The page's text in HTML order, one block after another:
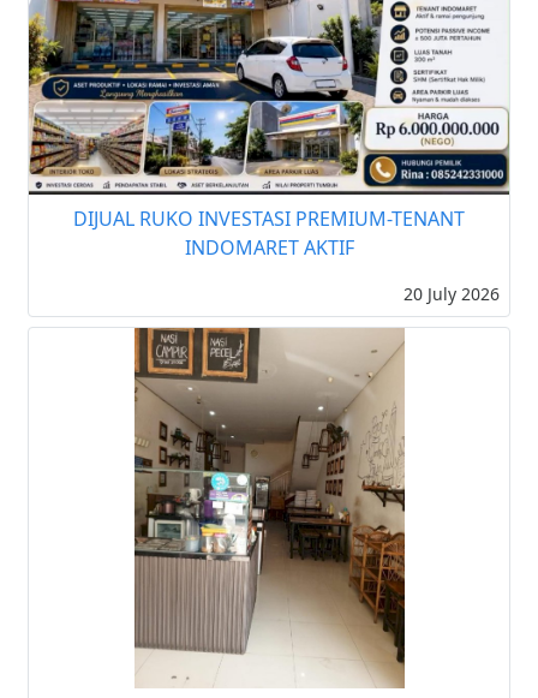
DIJUAL RUKO INVESTASI PREMIUM-TENANT
INDOMARET AKTIF
20 July 2026